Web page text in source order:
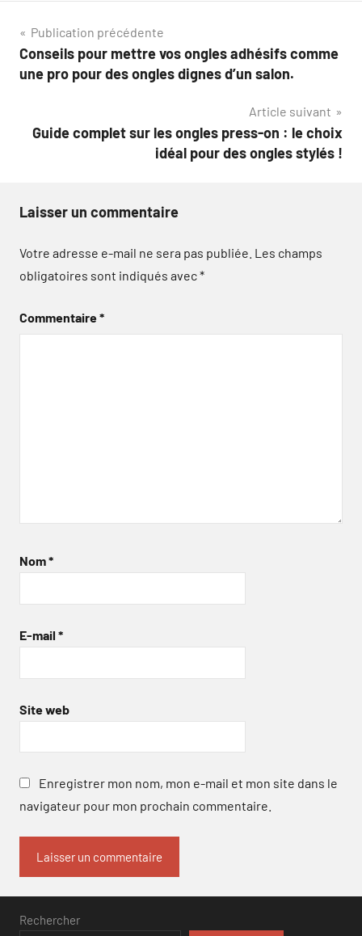
Navigation
de
Publication précédente
Conseils pour mettre vos ongles adhésifs comme
une pro pour des ongles dignes d’un salon.
Article suivant
Guide complet sur les ongles press-on : le choix
idéal pour des ongles stylés !
Laisser un commentaire
Votre adresse e-mail ne sera pas publiée. Les champs
obligatoires sont indiqués avec*
Commentaire*
Nom*
E-mail *
Site web
Enregistrer mon nom, mon e-mail et mon site dans le
navigateur pour mon prochain commentaire.
Rechercher